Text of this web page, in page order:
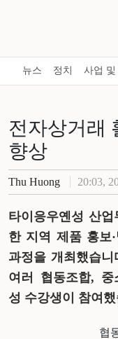
뉴스 정치 사업 및
전자상거래
향상
Thu Huong 20:03,
타이응우옌성 산업
한 지역 제품 홍보
과정을 개최했습
여러 협동조합, 중
성 수강생이 참여
협